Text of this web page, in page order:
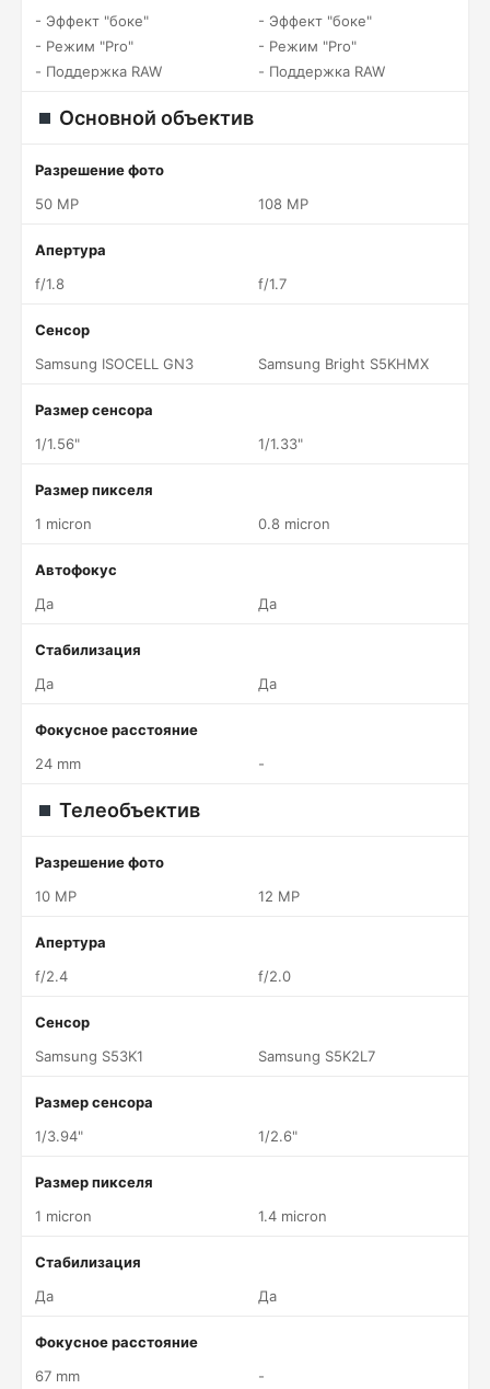
- Эффект "боке"
- Режим "Pro"
- Поддержка RAW
- Эффект "боке"
- Режим "Pro"
- Поддержка RAW
Основной объектив
Разрешение фото
50 MP
108 MP
Апертура
f/1.8
f/1.7
Сенсор
Samsung ISOCELL GN3
Samsung Bright S5KHMX
Размер сенсора
1/1.56"
1/1.33"
Размер пикселя
1 micron
0.8 micron
Автофокус
Да
Да
Стабилизация
Да
Да
Фокусное расстояние
24 mm
-
Телеобъектив
Разрешение фото
10 MP
12 MP
Апертура
f/2.4
f/2.0
Сенсор
Samsung S53K1
Samsung S5K2L7
Размер сенсора
1/3.94"
1/2.6"
Размер пикселя
1 micron
1.4 micron
Стабилизация
Да
Да
Фокусное расстояние
67 mm
-